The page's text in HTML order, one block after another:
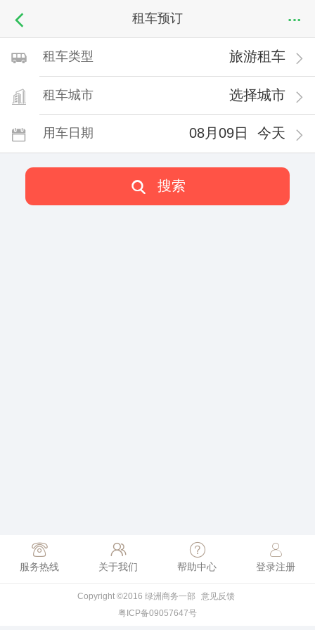
租车预订
租车类型 旅游租车
租车城市 选择城市
用车日期 08月09日 今天
搜索
服务热线 关于我们 帮助中心 登录注册
Copyright ©2016 绿洲商务一部
意见反馈
粤ICP备09057647号